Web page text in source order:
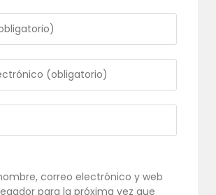
correo electrónico y web
para la próxima vez que